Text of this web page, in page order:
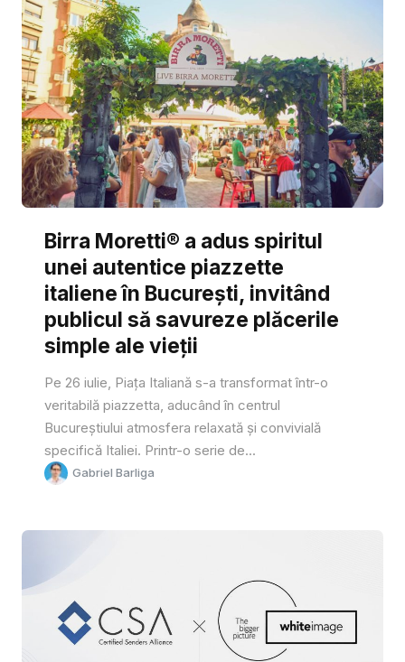
Birra Moretti® a adus spiritul
unei autentice piazzette
italiene în București, invitând
publicul să savureze plăcerile
simple ale vieții
Pe 26 iulie, Piața Italiană s-a transformat într-o
veritabilă piazzetta, aducând în centrul
Bucureștiului atmosfera relaxată și convivială
specifică Italiei. Printr-o serie de...
Gabriel Barliga